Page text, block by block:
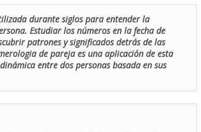
durante siglos para entender la
Estudiar los números en la fecha de
patrones y significados detrás de las
de pareja es una aplicación de esta
entre dos personas basada en sus